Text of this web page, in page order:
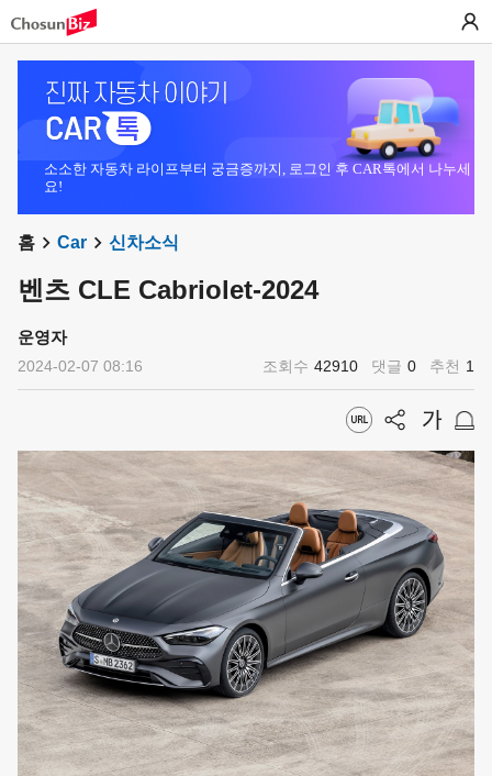
소소한 자동차 라이프부터 궁금증까지, 로그인 후 CAR톡에서 나누세
요!
홈 Car 신차소식
벤츠 CLE Cabriolet-2024
운영자
2024-02-07 08:16 조회수 42910 댓글 0 추천 1